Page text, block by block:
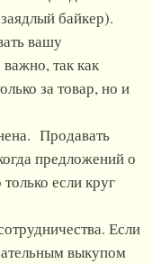
байкер).
вашу
так как
за товар, но и
Продавать
предложений о
если круг
Если
выкупом